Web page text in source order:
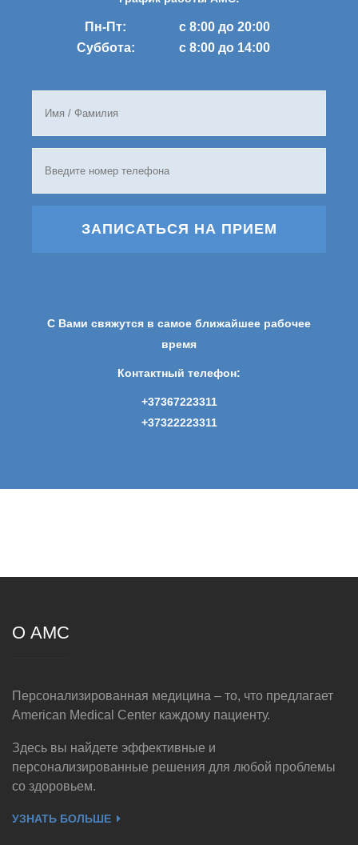
Пн-Пт:
с 8:00 до 20:00
Суббота:
с 8:00 до 14:00
ЗАПИСАТЬСЯ НА ПРИЕМ
С Вами свяжутся в самое ближайшее рабочее
время
Контактный телефон:
+37367223311
+37322223311
О AMC
Персонализированная медицина – то, что предлагает
American Medical Center каждому пациенту.
Здесь вы найдете эффективные и
персонализированные решения для любой проблемы
со здоровьем.
УЗНАТЬ БОЛЬШЕ